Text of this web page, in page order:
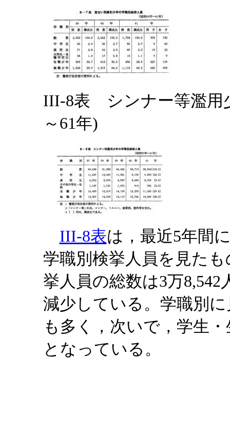
III-8表 シンナー等濫用
～61年)
III-8表は，最近5年間
学職別検挙人員を見た
挙人員の総数は3万8,542
減少している。学職別
も多く，次いで，学生
となっている。